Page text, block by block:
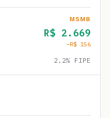
MSMB
R$ 2.669
−R$ 156
2.2% FIPE